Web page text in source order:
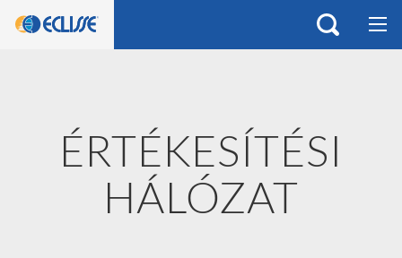
ÉRTÉKESÍTÉSI
HÁLÓZAT